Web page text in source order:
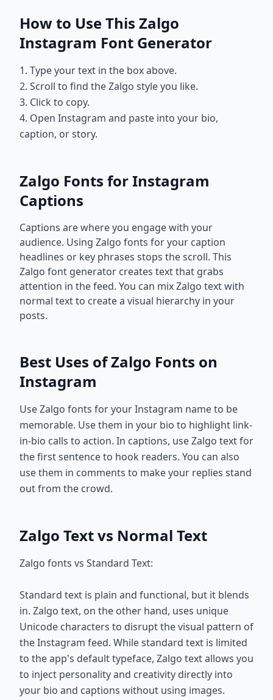
How to Use This Zalgo
Instagram Font Generator
1. Type your text in the box above.
2. Scroll to find the Zalgo style you like.
3. Click to copy.
4. Open Instagram and paste into your bio,
caption, or story.
Zalgo Fonts for Instagram
Captions
Captions are where you engage with your
audience. Using Zalgo fonts for your caption
headlines or key phrases stops the scroll. This
Zalgo font generator creates text that grabs
attention in the feed. You can mix Zalgo text with
normal text to create a visual hierarchy in your
posts.
Best Uses of Zalgo Fonts on
Instagram
Use Zalgo fonts for your Instagram name to be
memorable. Use them in your bio to highlight link-
in-bio calls to action. In captions, use Zalgo text for
the first sentence to hook readers. You can also
use them in comments to make your replies stand
out from the crowd.
Zalgo Text vs Normal Text
Zalgo fonts vs Standard Text:
Standard text is plain and functional, but it blends
in. Zalgo text, on the other hand, uses unique
Unicode characters to disrupt the visual pattern of
the Instagram feed. While standard text is limited
to the app's default typeface, Zalgo text allows you
to inject personality and creativity directly into
your bio and captions without using images.